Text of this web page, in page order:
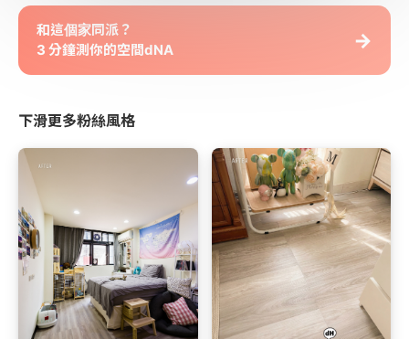
和這個家同派？
3 分鐘測你的空間dNA
→
下滑更多粉絲風格